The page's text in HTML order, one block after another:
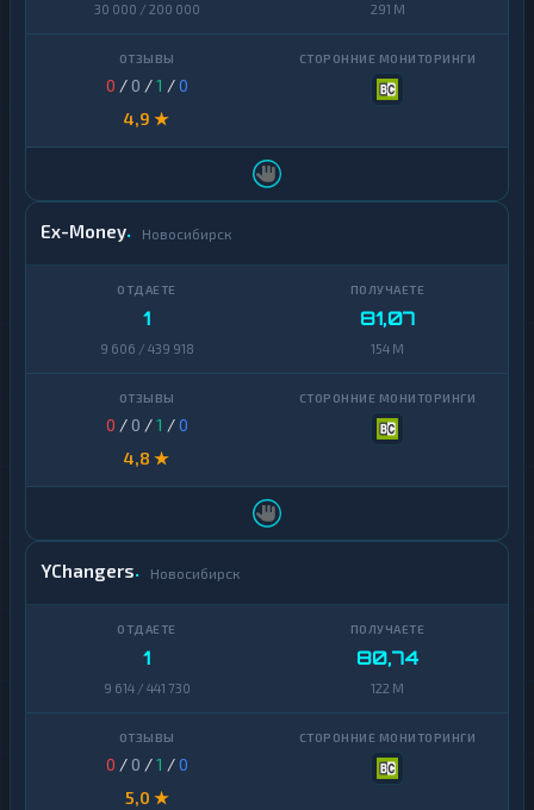
30 000 / 200 000 291 M
0 / 0 /1 /0
4,9 ★
Ex-Money Новосибирск
1
9 606 / 439 918
81,07
154 M
0 / 0 /1 /0
4,8 ★
YChangers Новосибирск
1
9 614 / 441 730
80,74
122 M
0 / 0 /1 /0
5,0 ★